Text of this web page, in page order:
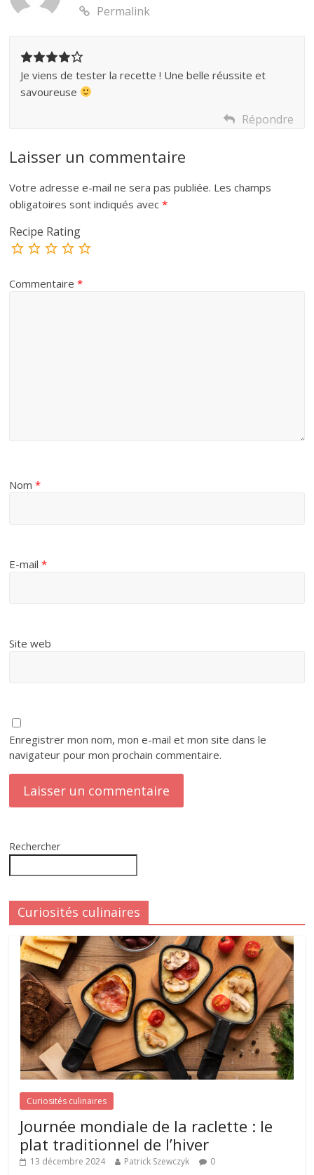
Permalink
Je viens de tester la recette ! Une belle réussite et
savoureuse
Répondre
Laisser un commentaire
Votre adresse e-mail ne sera pas publiée. Les champs
obligatoires sont indiqués avec*
Recipe Rating
Commentaire*
Nom*
E-mail*
Site web
Enregistrer mon nom, mon e-mail et mon site dans le
navigateur pour mon prochain commentaire.
Rechercher
Curiosités culinaires
Curiosités culinaires
Journée mondiale de la raclette : le
plat traditionnel de l’hiver
13 décembre 2024 Patrick Szewczyk 0